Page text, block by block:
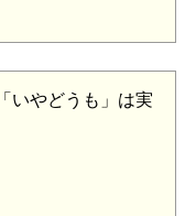
いやどうも」は実